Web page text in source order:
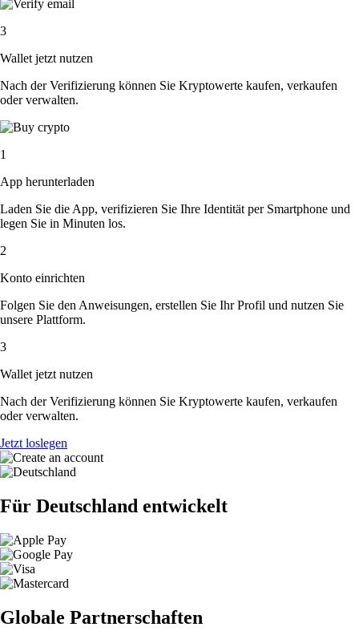
3
Wallet jetzt nutzen
Nach der Verifizierung können Sie Kryptowerte kaufen, verkaufen
oder verwalten.
1
App herunterladen
Laden Sie die App, verifizieren Sie Ihre Identität per Smartphone und
legen Sie in Minuten los.
2
Konto einrichten
Folgen Sie den Anweisungen, erstellen Sie Ihr Profil und nutzen Sie
unsere Plattform.
3
Wallet jetzt nutzen
Nach der Verifizierung können Sie Kryptowerte kaufen, verkaufen
oder verwalten.
Jetzt loslegen
Für Deutschland entwickelt
Globale Partnerschaften